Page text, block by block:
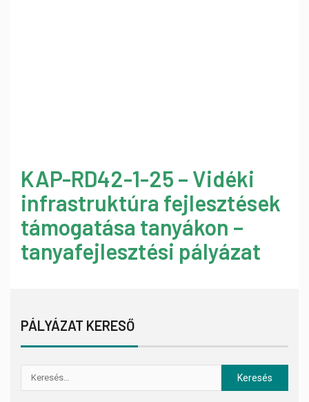
KAP-RD42-1-25 – Vidéki
infrastruktúra fejlesztések
támogatása tanyákon –
tanyafejlesztési pályázat
PÁLYÁZAT KERESŐ